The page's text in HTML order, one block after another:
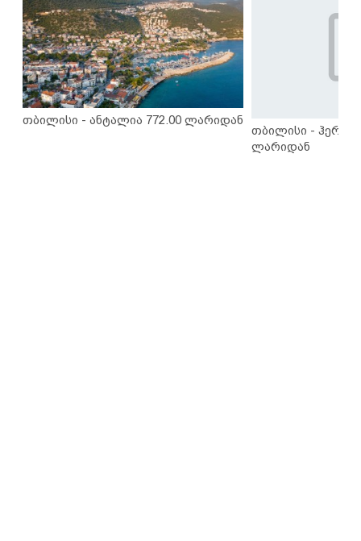
თბილისი - ანტალია 772.00 ლარიდან
თბილისი -
ლარიდან